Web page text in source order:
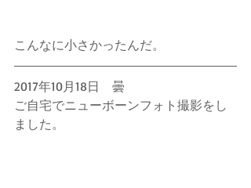
こんなに小さかったんだ。
2017年10月18日　曇
ご自宅でニューボーンフォト撮影をし
ました。